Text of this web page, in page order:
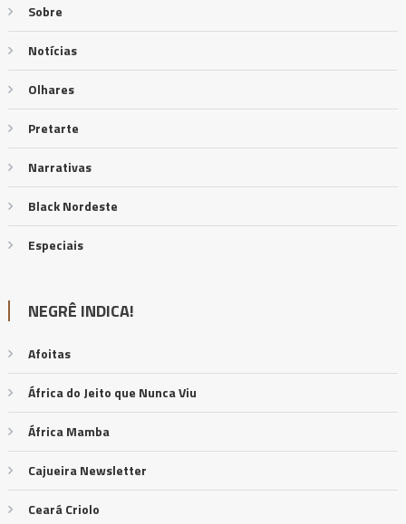
Sobre
Notícias
Olhares
Pretarte
Narrativas
Black Nordeste
Especiais
NEGRÊ INDICA!
Afoitas
África do Jeito que Nunca Viu
África Mamba
Cajueira Newsletter
Ceará Criolo